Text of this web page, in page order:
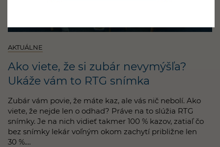
AKTUÁLNE
Ako viete, že si zubár nevymýšľa?
Ukáže vám to RTG snímka
Zubár vám povie, že máte kaz, ale vás nič nebolí. Ako
viete, že nejde len o odhad? Práve na to slúžia RTG
snímky. Je na nich vidieť takmer 100 % kazov, zatiaľ čo
bez snímky lekár voľným okom zachytí približne len
30 %.…